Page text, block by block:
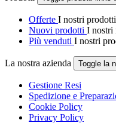
Offerte I nostri
Nuovi prodotti I nostri
Più venduti I nostri
La nostra azienda Toggle la
Gestione Resi
Spedizione e
Cookie Policy
Privacy Policy